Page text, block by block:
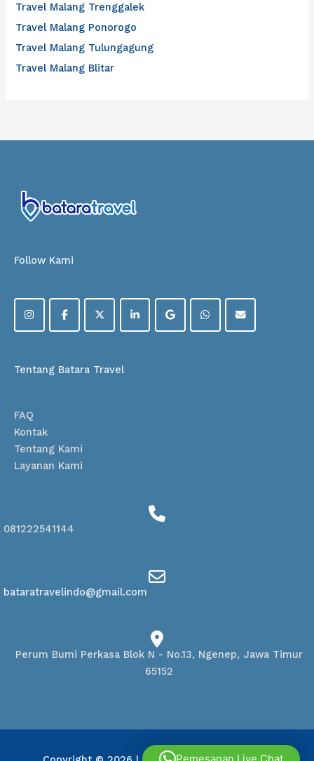
Travel Malang Trenggalek
Travel Malang Ponorogo
Travel Malang Tulungagung
Travel Malang Blitar
Follow Kami
Tentang Batara Travel
FAQ
Kontak
Tentang Kami
Layanan Kami
081222541144
bataratravelindo@gmail.com
Perum Bumi Perkasa Blok N - No.13, Ngenep, Jawa Timur
65152